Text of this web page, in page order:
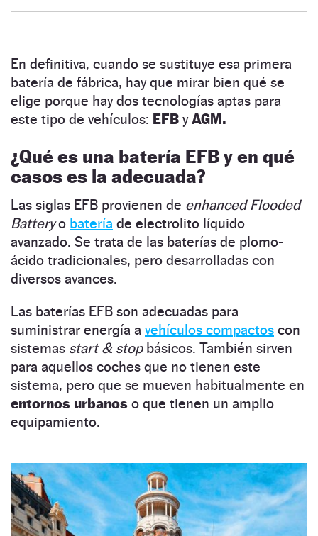
En definitiva, cuando se sustituye esa primera
batería de fábrica, hay que mirar bien qué se
elige porque hay dos tecnologías aptas para
este tipo de vehículos: EFB yAGM.
¿Qué es una batería EFB y en qué
casos es la adecuada?
Las siglas EFB provienen de enhanced Flooded
Batteryo batería de electrolito líquido
avanzado. Se trata de las baterías de plomo-
ácido tradicionales, pero desarrolladas con
diversos avances.
Las baterías EFB son adecuadas para
suministrar energía a vehículos compactos con
sistemas start & stopbásicos. También sirven
para aquellos coches que no tienen este
sistema, pero que se mueven habitualmente en
entornos urbanos o que tienen un amplio
equipamiento.